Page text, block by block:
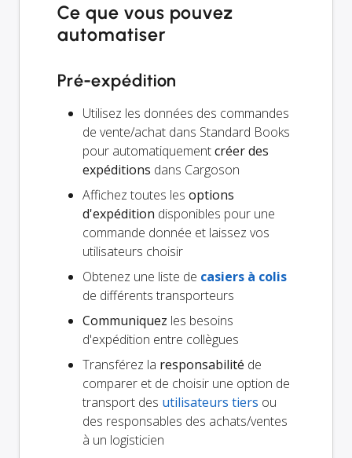
Ce que vous pouvez
automatiser
Pré-expédition
Utilisez les données des commandes
de vente/achat dans Standard Books
pour automatiquementcréer des
expéditions dans Cargoson
Affichez toutes les options
d'expédition disponibles pour une
commande donnée et laissez vos
utilisateurs choisir
Obtenez une liste de casiers à colis
de différents transporteurs
Communiquez les besoins
d'expédition entre collègues
Transférez la responsabilité de
comparer et de choisir une option de
transport des utilisateurs tiers ou
des responsables des achats/ventes
à un logisticien